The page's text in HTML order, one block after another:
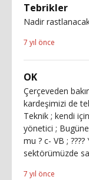
Tebrikler
Nadir
7 yıl önce
OK
Çerçeveden
kardeşimizi de
Teknik ; kendi
yönetici ;
mu ? c- VB ;
sektörümüzde
7 yıl önce